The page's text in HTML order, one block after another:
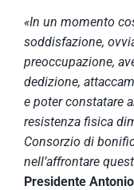
«In un momento
soddisfazione,
preoccupazione,
dedizione,
e poter constatare
resistenza fisica
Consorzio di
nell’affrontare
Presidente